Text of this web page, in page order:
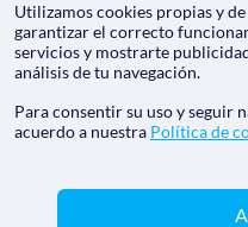
en su caso,
perjuicio que
El viajero
demuestran
Utilizamos cookies propias y
garantizar el correcto
servicios y mostrarte
análisis de tu navegación.
Para consentir su uso y seguir
acuerdo a nuestra Política de